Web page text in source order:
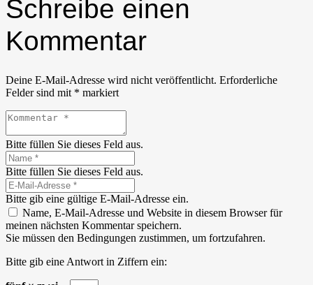
Schreibe einen
Kommentar
Deine E-Mail-Adresse wird nicht veröffentlicht. Erforderliche
Felder sind mit * markiert
Bitte füllen Sie dieses Feld aus.
Bitte füllen Sie dieses Feld aus.
Bitte gib eine gültige E-Mail-Adresse ein.
Name, E-Mail-Adresse und Website in diesem Browser für
meinen nächsten Kommentar speichern.
Sie müssen den Bedingungen zustimmen, um fortzufahren.
Bitte gib eine Antwort in Ziffern ein: